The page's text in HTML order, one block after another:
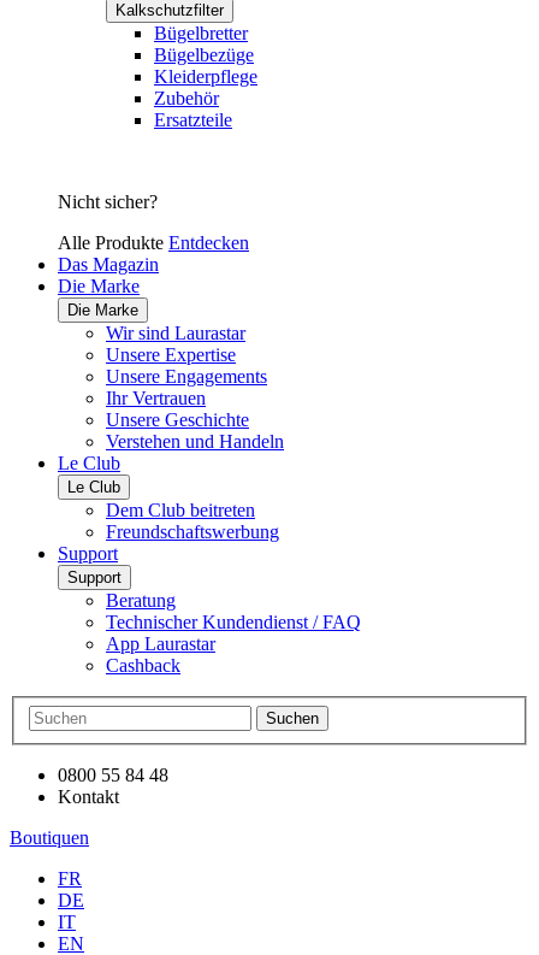
Kalkschutzfilter
Bügelbretter
Bügelbezüge
Kleiderpflege
Zubehör
Ersatzteile
Nicht sicher?
Alle Produkte Entdecken
Das Magazin
Die Marke
Die Marke
Wir sind Laurastar
Unsere Expertise
Unsere Engagements
Ihr Vertrauen
Unsere Geschichte
Verstehen und Handeln
Le Club
Le Club
Dem Club beitreten
Freundschaftswerbung
Support
Support
Beratung
Technischer Kundendienst / FAQ
App Laurastar
Cashback
Suchen
0800 55 84 48
Kontakt
Boutiquen
FR
DE
IT
EN